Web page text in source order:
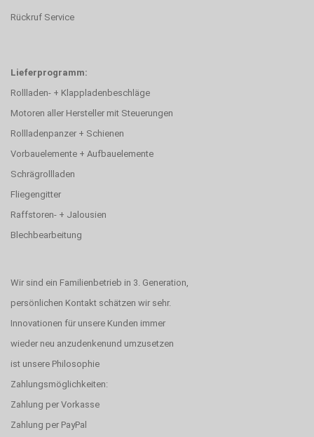
Rückruf Service
Lieferprogramm:
Rollladen- + Klappladenbeschläge
Motoren aller Hersteller mit Steuerungen
Rollladenpanzer + Schienen
Vorbauelemente + Aufbauelemente
Schrägrollladen
Fliegengitter
Raffstoren- + Jalousien
Blechbearbeitung
Wir sind ein Familienbetrieb in 3. Generation,
persönlichen Kontakt schätzen wir sehr.
Innovationen für unsere Kunden immer
wieder neu anzudenkenund umzusetzen
ist unsere Philosophie
Zahlungsmöglichkeiten:
Zahlung per Vorkasse
Zahlung per PayPal